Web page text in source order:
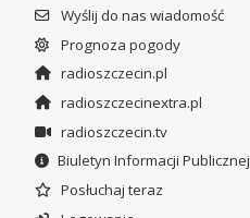
Wyślij do nas wiadomość
Prognoza pogody
radioszczecin.pl
radioszczecinextra.pl
radioszczecin.tv
Biuletyn Informacji Publicznej
Posłuchaj teraz